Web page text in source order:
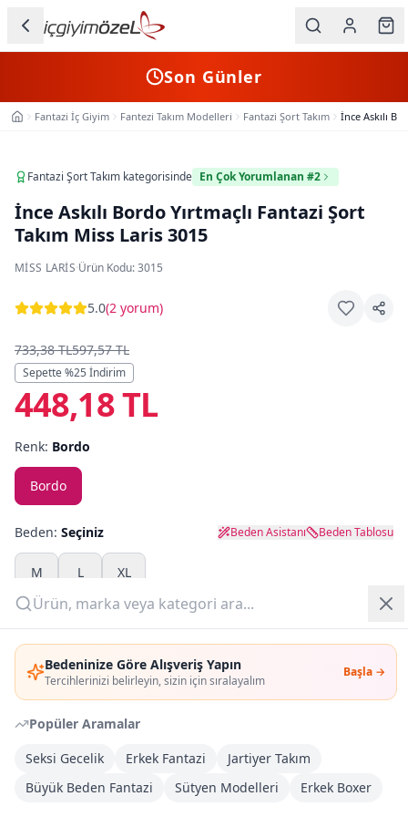
Bedeninize Göre Alışveriş Yapın
Tercihlerinizi belirleyin, sizin için sıralayalım
Başla →
Popüler Aramalar
Seksi Gecelik
Erkek Fantazi
Jartiyer Takım
Büyük Beden Fantazi
Sütyen Modelleri Erkek Boxer
Erkek
Çocuk
Beden
Markalar
Plaj & Mayo
Yazlık Pijama
Kampanyalar
Yeni Gelenler
OUTLET
Giriş Yap
Üye Ol
Son Günler
Ana SayfaFantazi İç Giyim Fantezi Takım Modelleri Fantazi Şort Takım İnce Askılı
Fantazi Şort Takım kategorisinde En Çok Yorumlanan #2
İnce Askılı Bordo Yırtmaçlı Fantazi Şort
Takım Miss Laris 3015
MISS LARIS·Ürün Kodu:3015
5.0(2 yorum)
733,38 TL597,57 TL
Sepette %25 İndirim
448,18 TL
Renk: Bordo
Bordo
Beden: Seçiniz Beden Asistanı Beden Tablosu
M L XL
Adet:
Sepete Ekle
DHL Kargoya Teslim
Şehir seçin